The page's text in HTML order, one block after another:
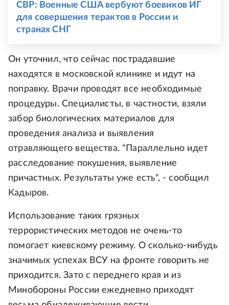
СВР: Военные США вербуют боевиков ИГ
для совершения терактов в России и
странах СНГ
Он уточнил, что сейчас пострадавшие
находятся в московской клинике и идут на
поправку. Врачи проводят все необходимые
процедуры. Специалисты, в частности, взяли
забор биологических материалов для
проведения анализа и выявления
отравляющего вещества. "Параллельно идет
расследование покушения, выявление
причастных. Результаты уже есть", - сообщил
Кадыров.
Использование таких грязных
террористических методов не очень-то
помогает киевскому режиму. О сколько-нибудь
значимых успехах ВСУ на фронте говорить не
приходится. Зато с переднего края и из
Минобороны России ежедневно приходят